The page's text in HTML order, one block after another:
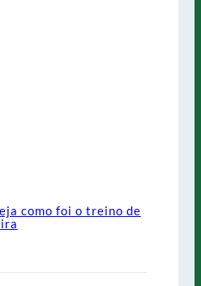
como foi o treino de